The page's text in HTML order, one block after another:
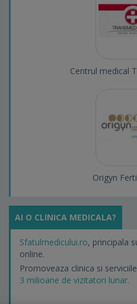
Centrul medical
Origyn
AI O CLINICA MEDICALA?
Sfatulmedicului.ro, principala
online.
Promoveaza clinica si
3 milioane de vizitatori lunar.